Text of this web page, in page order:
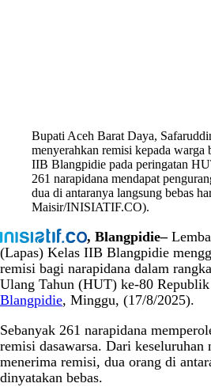
Bupati Aceh Barat Daya,
menyerahkan remisi kepada warga
IIB Blangpidie pada peringatan
261 narapidana mendapat
dua di antaranya langsung bebas
Maisir/INISIATIF.CO).
, Blangpidie–
(Lapas) Kelas IIB Blangpidie
remisi bagi narapidana dalam
Ulang Tahun (HUT) ke-80
Blangpidie, Minggu, (17/8/2025).
Sebanyak 261 narapidana
remisi dasawarsa. Dari keseluruhan
menerima remisi, dua orang di
dinyatakan bebas.